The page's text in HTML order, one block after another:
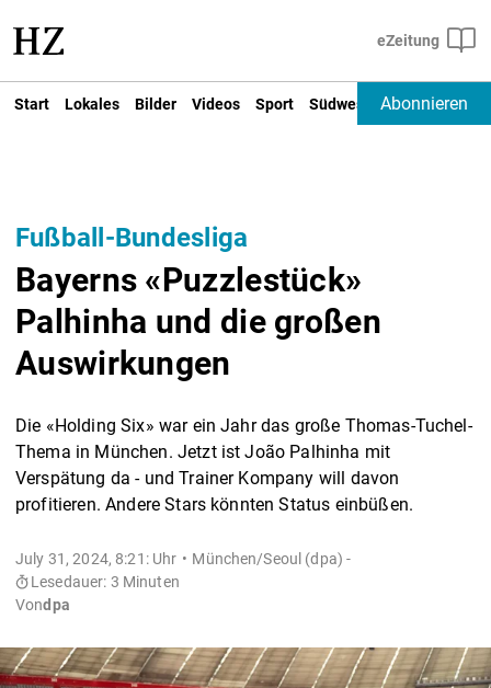
Start Lokales Bilder Videos Sport Südwest Deutschland
Abonnieren
Fußball-Bundesliga
Bayerns «Puzzlestück»
Palhinha und die großen
Auswirkungen
Die «Holding Six» war ein Jahr das große Thomas-Tuchel-
Thema in München. Jetzt ist João Palhinha mit
Verspätung da - und Trainer Kompany will davon
profitieren. Andere Stars könnten Status einbüßen.
July 31, 2024, 8:21: Uhr
München/Seoul (dpa) -
Lesedauer: 3 Minuten
Vondpa